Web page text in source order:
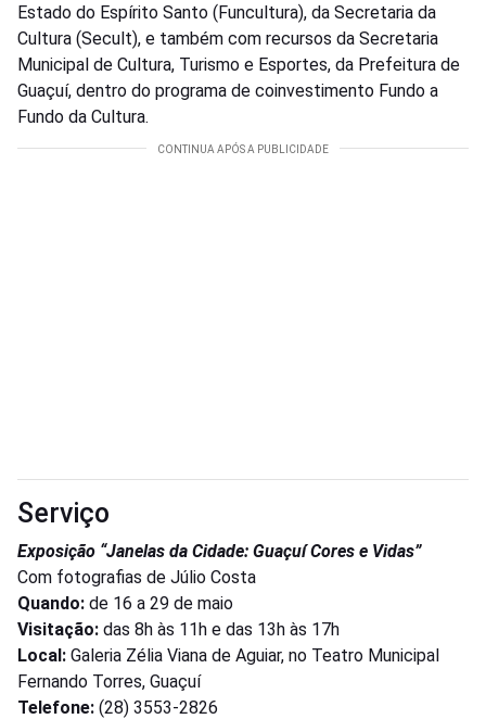
Estado do Espírito Santo (Funcultura), da Secretaria da
Cultura (Secult), e também com recursos da Secretaria
Municipal de Cultura, Turismo e Esportes, da Prefeitura de
Guaçuí, dentro do programa de coinvestimento Fundo a
Fundo da Cultura.
Serviço
Exposição “Janelas da Cidade: Guaçuí Cores e Vidas”
Com fotografias de Júlio Costa
Quando: de 16 a 29 de maio
Visitação: das 8h às 11h e das 13h às 17h
Local: Galeria Zélia Viana de Aguiar, no Teatro Municipal
Fernando Torres, Guaçuí
Telefone: (28) 3553-2826